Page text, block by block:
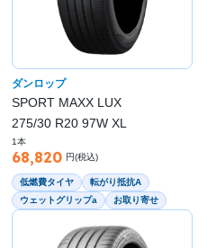
ダンロップ
SPORT MAXX LUX
275/30 R20 97W XL
1本
68,820 円(税込)
低燃費タイヤ
転がり抵抗A
ウェットグリップa
お取り寄せ